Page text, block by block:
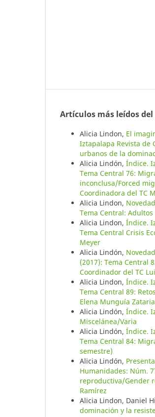
Artículos más leídos
Alicia Lindon, El
Iztapalapa Revista de
urbanos de la
Alicia Lindón, Índice.
Tema Central 76:
inconclusa/Forced
Coordinadora del TC
Alicia Lindon,
Tema Central:
Alicia Lindon, Índice.
Tema Central Crisis
Meyer
Alicia Lindón,
(2017): Tema Central
Coordinador del TC
Alicia Lindon, Índice.
Tema Central 89:
Elena Munguía
Alicia Lindón, Índice.
Miscelánea/Varia
Alicia Lindón, Índice.
Tema Central 84:
semestre)
Alicia Lindón,
Humanidades: Núm.
reproductiva/Gender
Ramírez
Alicia Lindon, Daniel
dominación y la